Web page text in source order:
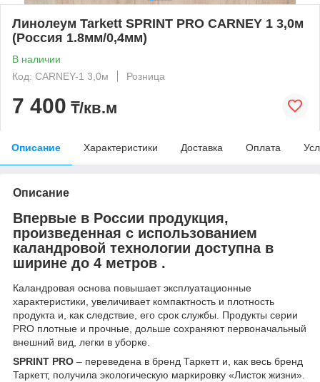
Линолеум Tarkett SPRINT PRO CARNEY 1 3,0м
(Россия 1.8мм/0,4мм)
В наличии
Код: CARNEY-1 3,0м
Розница
7 400 ₸/кв.м
Описание Характеристики Доставка Оплата
Описание
Впервые в России продукция,
произведенная с использованием
каландровой технологии доступна в
ширине до 4 метров .
Каландровая основа повышает эксплуатационные
характеристики, увеличивает компактность и плотность
продукта и, как следствие, его срок службы. Продукты серии
PRO плотные и прочные, дольше сохраняют первоначальный
внешний вид, легки в уборке.
SPRINT PRO – переведена в бренд Таркетт и, как весь бренд
Таркетт, получила экологическую маркировку «Листок жизни».